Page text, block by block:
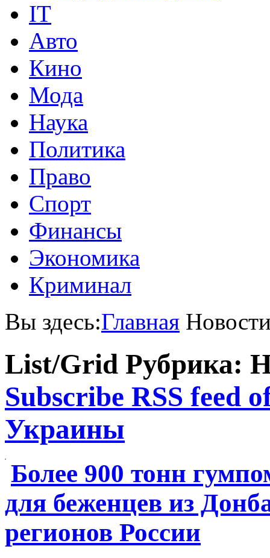
IT
Авто
Кино
Мода
Наука
Политика
Право
Спорт
Финансы
Экономика
Криминал
Вы здесь:Главная
List/Grid Рубрика:
Subscribe RSS feed
Украины
Более 900 тонн
для беженцев из
регионов России